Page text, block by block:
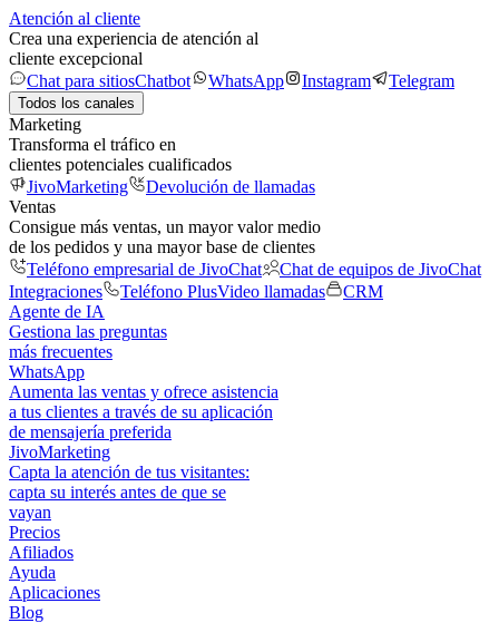
Atención al cliente
Crea una experiencia de atención al
cliente excepcional
Chat para sitiosChatbot WhatsApp Instagram Telegram
Todos los canales
Marketing
Transforma el tráfico en
clientes potenciales cualificados
JivoMarketing
Devolución de llamadas
Ventas
Consigue más ventas, un mayor valor medio
de los pedidos y una mayor base de clientes
Teléfono empresarial de JivoChat
Chat de equipos de JivoChat
Integraciones
Teléfono PlusVideo llamadas
CRM
Agente de IA
Gestiona las preguntas
más frecuentes
WhatsApp
Aumenta las ventas y ofrece asistencia
a tus clientes a través de su aplicación
de mensajería preferida
JivoMarketing
Capta la atención de tus visitantes:
capta su interés antes de que se
vayan
Precios
Afiliados
Ayuda
Aplicaciones
Blog